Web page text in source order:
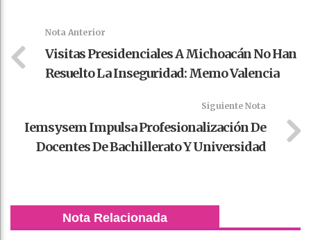
Nota Anterior
Visitas Presidenciales A Michoacán No Han
Resuelto La Inseguridad: Memo Valencia
Siguiente Nota
Iemsysem Impulsa Profesionalización De
Docentes De Bachillerato Y Universidad
Nota Relacionada